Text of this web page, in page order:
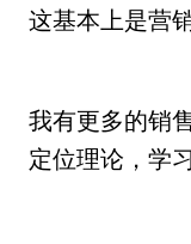
这基本上是营
我有更多的销
定位理论，学